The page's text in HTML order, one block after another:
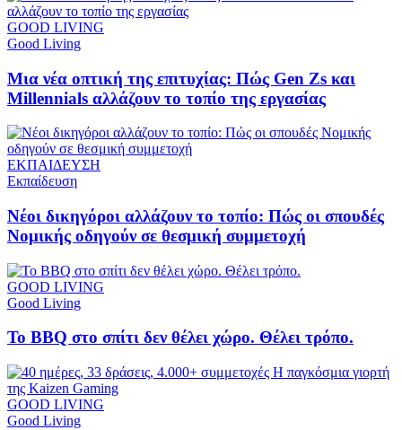
GOOD LIVING
Good Living
Μια νέα οπτική της επιτυχίας: Πώς Gen Zs και
Millennials αλλάζουν το τοπίο της εργασίας
ΕΚΠΑΙΔΕΥΣΗ
Εκπαίδευση
Νέοι δικηγόροι αλλάζουν το τοπίο: Πώς οι σπουδές
Νομικής οδηγούν σε θεσμική συμμετοχή
GOOD LIVING
Good Living
Το BBQ στο σπίτι δεν θέλει χώρο. Θέλει τρόπο.
GOOD LIVING
Good Living